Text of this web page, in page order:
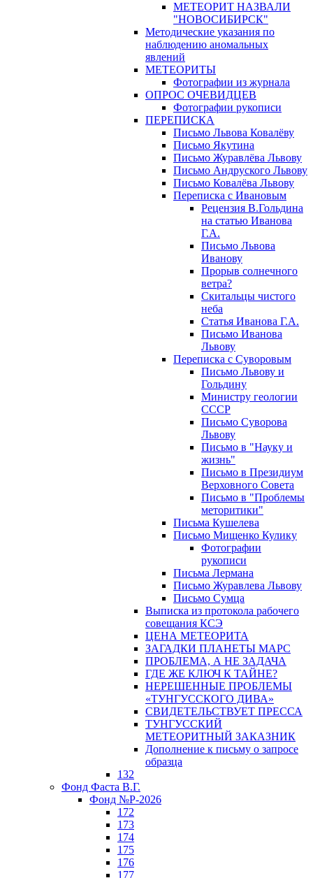
МЕТЕОРИТ НАЗВАЛИ
"НОВОСИБИРСК"
Методические указания по
наблюдению аномальных
явлений
МЕТЕОРИТЫ
Фотографии из журнала
ОПРОС ОЧЕВИДЦЕВ
Фотографии рукописи
ПЕРЕПИСКА
Письмо Львова Ковалёву
Письмо Якутина
Письмо Журавлёва Львову
Письмо Андруского Львову
Письмо Ковалёва Львову
Переписка с Ивановым
Рецензия В.Гольдина
на статью Иванова
Г.А.
Письмо Львова
Иванову
Прорыв солнечного
ветра?
Скитальцы чистого
неба
Статья Иванова Г.А.
Письмо Иванова
Львову
Переписка с Суворовым
Письмо Львову и
Гольдину
Министру геологии
СССР
Письмо Суворова
Львову
Письмо в "Науку и
жизнь"
Письмо в Президиум
Верховного Совета
Письмо в "Проблемы
меторитики"
Письма Кушелева
Письмо Мищенко Кулику
Фотографии
рукописи
Письма Лермана
Письмо Журавлева Львову
Письмо Сумца
Выписка из протокола рабочего
совещания КСЭ
ЦЕНА МЕТЕОРИТА
ЗАГАДКИ ПЛАНЕТЫ МАРС
ПРОБЛЕМА, А НЕ ЗАДАЧА
ГДЕ ЖЕ КЛЮЧ К ТАЙНЕ?
НЕРЕШЕННЫЕ ПРОБЛЕМЫ
«ТУНГУССКОГО ДИВА»
СВИДЕТЕЛЬСТВУЕТ ПРЕССА
ТУНГУССКИЙ
МЕТЕОРИТНЫЙ ЗАКАЗНИК
Дополнение к письму о запросе
образца
132
Фонд Фаста В.Г.
Фонд №Р-2026
172
173
174
175
176
177